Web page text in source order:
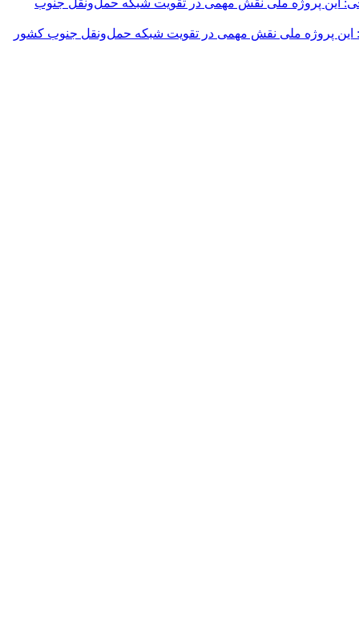
بزرگراهی تکمیل شده است/ رضایی‌کوچی: این پروژه ملی نقش مهمی در تقویت شبکه حمل‌ونقل جنوب کشور